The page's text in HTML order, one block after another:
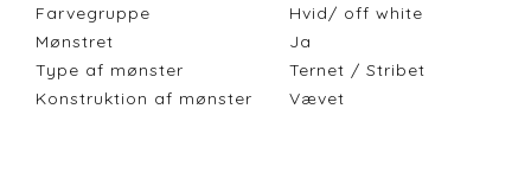
Farvegruppe
Hvid/ off white
Mønstret
Ja
Type af mønster
Ternet / Stribet
Konstruktion af mønster
Vævet